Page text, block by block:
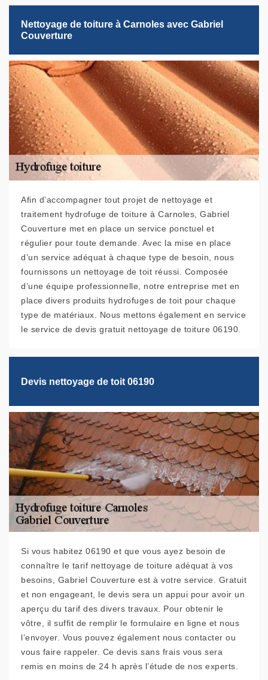
Nettoyage de toiture à Carnoles avec Gabriel
Couverture
Afin d’accompagner tout projet de nettoyage et
traitement hydrofuge de toiture à Carnoles, Gabriel
Couverture met en place un service ponctuel et
régulier pour toute demande. Avec la mise en place
d’un service adéquat à chaque type de besoin, nous
fournissons un nettoyage de toit réussi. Composée
d’une équipe professionnelle, notre entreprise met en
place divers produits hydrofuges de toit pour chaque
type de matériaux. Nous mettons également en service
le service de devis gratuit nettoyage de toiture 06190.
Devis nettoyage de toit 06190
Si vous habitez 06190 et que vous ayez besoin de
connaître le tarif nettoyage de toiture adéquat à vos
besoins, Gabriel Couverture est à votre service. Gratuit
et non engageant, le devis sera un appui pour avoir un
aperçu du tarif des divers travaux. Pour obtenir le
vôtre, il suffit de remplir le formulaire en ligne et nous
l’envoyer. Vous pouvez également nous contacter ou
vous faire rappeler. Ce devis sans frais vous sera
remis en moins de 24 h après l’étude de nos experts.